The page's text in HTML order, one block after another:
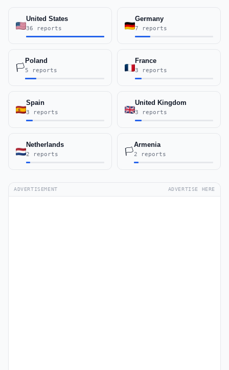
United States
36 reports
Germany
7 reports
🏳️
Poland
5 reports
France
3 reports
Spain
3 reports
United Kingdom
3 reports
Netherlands
2 reports 🏳️
Armenia
2 reports
ADVERTISEMENT ADVERTISE HERE